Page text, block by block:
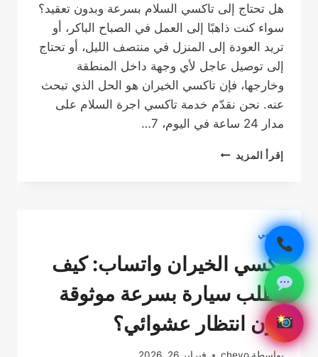
هل تحتاج إلى تاكسي السلام بسرعة وبدون تعقيد؟
سواء كنت ذاهبًا إلى العمل في الصباح الباكر، أو
تريد العودة إلى المنزل في منتصف الليل، أو تحتاج
إلى توصيل عاجل لأي وجهة داخل المنطقة
وخارجها، فإن تاكسي الخيران هو الحل الذي تبحث
عنه. نحن نقدّم خدمة تاكسي اجرة السلام على
مدار 24 ساعة في اليوم، 7…
إقرأ المزيد تاكسي
في
كل
تاكسي
تكسي الخيران واتساب: كيف
تطلب سيارة بسرعة موثوقة
دون انتظار عشوائي؟